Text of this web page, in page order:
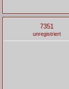
7351
unregistriert